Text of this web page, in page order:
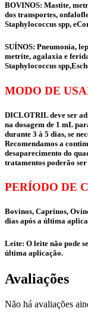
BOVINOS: Mastite,
dos transportes,
Staphylococcus spp,
SUÍNOS: Pneumonia,
metrite, agalaxia e
Staphylococcus
MODO DE
DICLOTRIL deve ser
na dosagem de 1 mL
durante 3 à 5 dias, se
Recomendamos a
desaparecimento do
tratamentos poderão
PERÍODO DE
Bovinos, Caprinos,
dias após a última
Leite: O leite não pode
última aplicação.
Avaliações
Não há avaliações